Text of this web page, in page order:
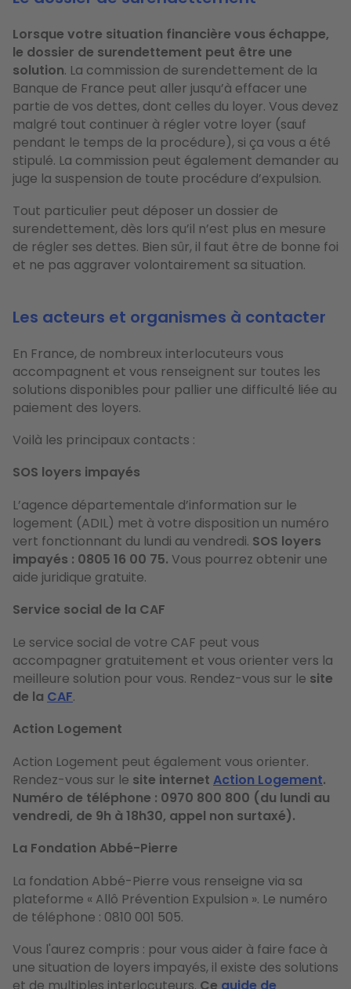
Lorsque votre situation financière vous échappe,
le dossier de surendettement peut être une
solution. La commission de surendettement de la
Banque de France peut aller jusqu’à effacer une
partie de vos dettes, dont celles du loyer. Vous devez
malgré tout continuer à régler votre loyer (sauf
pendant le temps de la procédure), si ça vous a été
stipulé. La commission peut également demander au
juge la suspension de toute procédure d’expulsion.
Tout particulier peut déposer un dossier de
surendettement, dès lors qu’il n’est plus en mesure
de régler ses dettes. Bien sûr, il faut être de bonne foi
et ne pas aggraver volontairement sa situation.
Les acteurs et organismes à contacter
En France, de nombreux interlocuteurs vous
accompagnent et vous renseignent sur toutes les
solutions disponibles pour pallier une difficulté liée au
paiement des loyers.
Voilà les principaux contacts :
SOS loyers impayés
L’agence départementale d’information sur le
logement (ADIL) met à votre disposition un numéro
vert fonctionnant du lundi au vendredi. SOS loyers
impayés : 0805 16 00 75. Vous pourrez obtenir une
aide juridique gratuite.
Service social de la CAF
Le service social de votre CAF peut vous
accompagner gratuitement et vous orienter vers la
meilleure solution pour vous. Rendez-vous sur le site
de la CAF.
Action Logement
Action Logement peut également vous orienter.
Rendez-vous sur le site internet Action Logement.
Numéro de téléphone : 0970 800 800 (du lundi au
vendredi, de 9h à 18h30, appel non surtaxé).
La Fondation Abbé-Pierre
La fondation Abbé-Pierre vous renseigne via sa
plateforme « Allô Prévention Expulsion ». Le numéro
de téléphone : 0810 001 505.
Vous l'aurez compris : pour vous aider à faire face à
une situation de loyers impayés, il existe des solutions
et de multiples interlocuteurs. Ce guide de